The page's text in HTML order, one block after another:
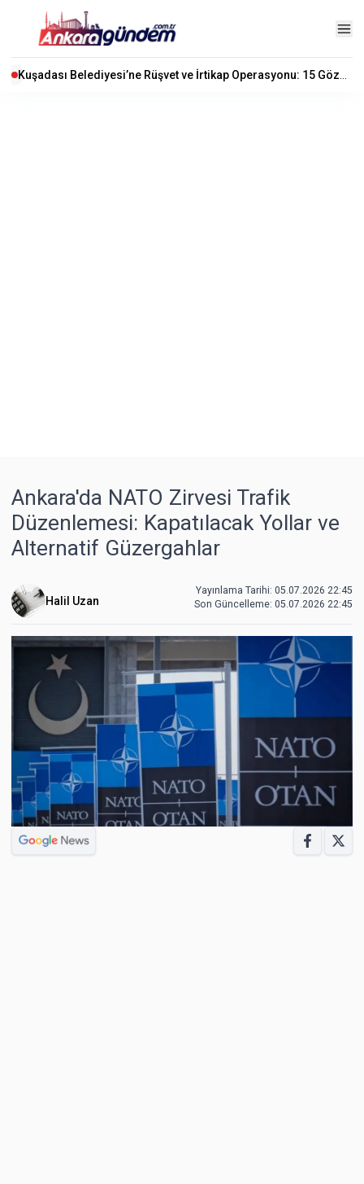
Ankara'da NATO Zirvesi Trafik
Düzenlemesi: Kapatılacak Yollar ve
Alternatif Güzergahlar
Halil Uzan
Yayınlama Tarihi: 05.07.2026 22:45
Son Güncelleme: 05.07.2026 22:45